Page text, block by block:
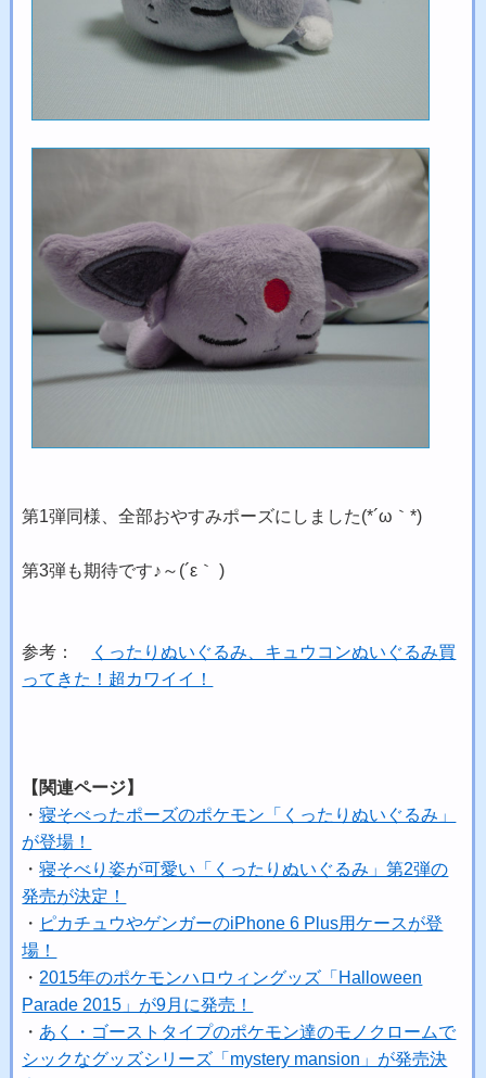
第1弾同様、全部おやすみポーズにしました(*´ω｀*)
第3弾も期待です♪～(´ε｀ )
参考：
くったりぬいぐるみ、キュウコンぬいぐるみ買
ってきた！超カワイイ！
【関連ページ】
・寝そべったポーズのポケモン「くったりぬいぐるみ」
が登場！
・寝そべり姿が可愛い「くったりぬいぐるみ」第2弾の
発売が決定！
・ ピカチュウやゲンガーのiPhone 6 Plus用ケースが登
場！
・ 2015年のポケモンハロウィングッズ「Halloween
Parade 2015」が9月に発売！
・ あく・ゴーストタイプのポケモン達のモノクロームで
シックなグッズシリーズ「mystery mansion」が発売決